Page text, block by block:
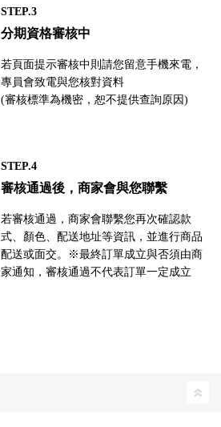
STEP.3
分期資格審核中
若頁面提示審核中則請您留意手機來電，
專員會致電與您核對資料
(審核標準為機密，恕不提供查詢原因)
STEP.4
審核通過後，商家會與您聯繫
若審核通過，商家會聯繫您再次確認款
式、顏色、配送地址等資訊，並進行商品
配送或面交。※最終訂單成立與否須由商
家通知，審核通過不代表訂單一定成立